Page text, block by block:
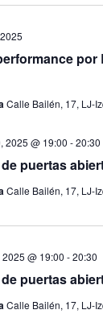
por
Calle Bailén, 17, LJ-
puertas
2025 @ 19:00 -20:30
Calle Bailén, 17, LJ-
puertas
@ 19:00 -20:30
Calle Bailén, 17, LJ-